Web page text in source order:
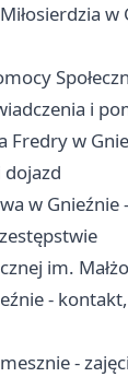
w
i
Fredry w
w Gnieźnie
im.
-
-